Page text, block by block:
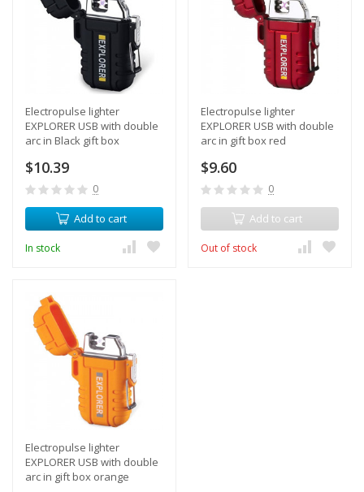
Electropulse lighter
EXPLORER USB with double
arc in Black gift box
$10.39
0
Add to cart
In stock
Electropulse lighter
EXPLORER USB with double
arc in gift box red
$9.60
0
Add to cart
Out of stock
Electropulse lighter
EXPLORER USB with double
arc in gift box orange